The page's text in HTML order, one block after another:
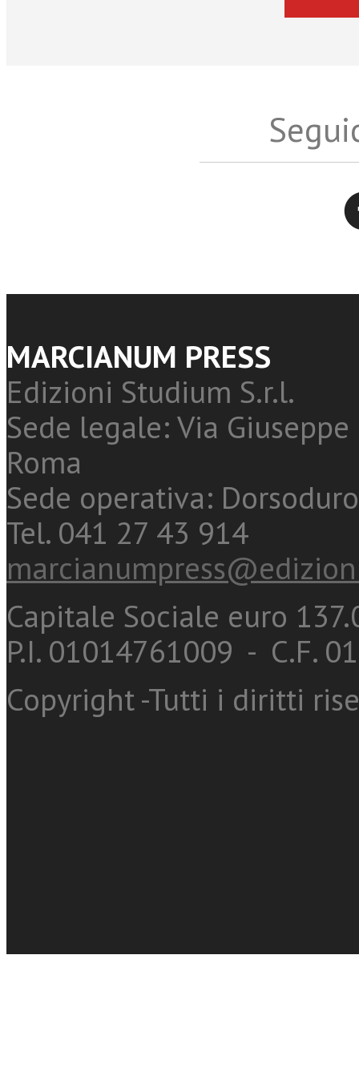
MARCIANUM PRESS
Edizioni Studium S.r.l.
Sede legale: Via
Roma
Sede operativa:
Tel. 041 27 43 914
Capitale Sociale euro
P.I. 01014761009 - C.F.
Copyright -Tutti i diritti